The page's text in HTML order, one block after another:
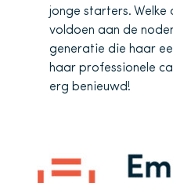
jonge starters. Welke
voldoen aan de
generatie die haar
haar professionele
erg benieuwd!